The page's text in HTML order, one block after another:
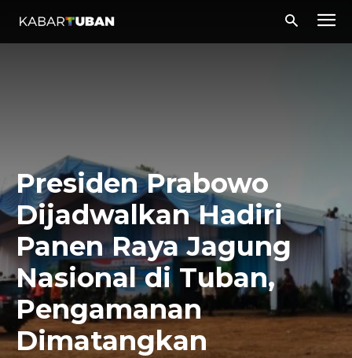
Presiden Prabowo
Dijadwalkan Hadiri
Panen Raya Jagung
Nasional di Tuban,
Pengamanan
Dimatangkan